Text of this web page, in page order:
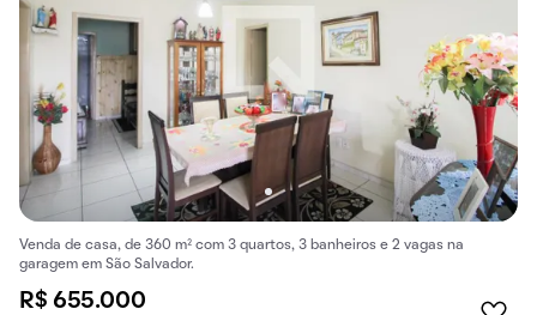
Venda de casa, de 360 m² com 3 quartos, 3 banheiros e 2 vagas na
garagem em São Salvador.
R$ 655.000